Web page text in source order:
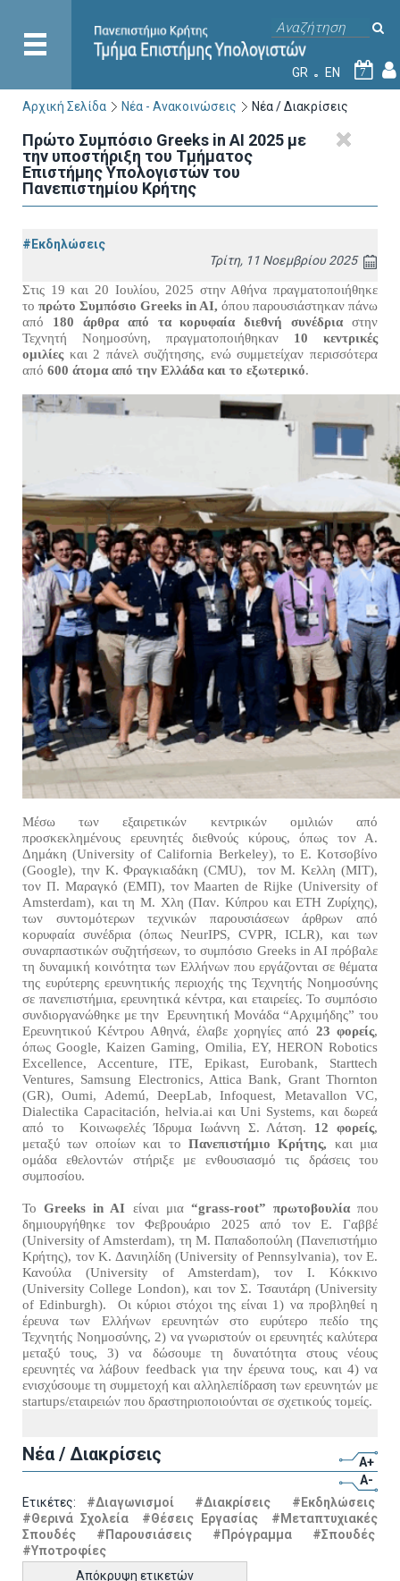
GR EN 7
Αρχική Σελίδα Νέα - Ανακοινώσεις Νέα / Διακρίσεις
Πρώτο Συμπόσιο Greeks in AI 2025 με
την υποστήριξη του Τμήματος
Επιστήμης Υπολογιστών του
Πανεπιστημίου Κρήτης
#Εκδηλώσεις
Τρίτη, 11 Νοεμβρίου 2025
Στις 19 και 20 Ιουλίου, 2025 στην Αθήνα πραγματοποιήθηκε
το πρώτο Συμπόσιο Greeks in AI, όπου παρουσιάστηκαν πάνω
από 180 άρθρα από τα κορυφαία διεθνή συνέδρια στην
Τεχνητή Νοημοσύνη, πραγματοποιήθηκαν 10 κεντρικές
ομιλίες και 2 πάνελ συζήτησης, ενώ συμμετείχαν περισσότερα
από 600 άτομα από την Ελλάδα και το εξωτερικό.
Μέσω των εξαιρετικών κεντρικών ομιλιών από
προσκεκλημένους ερευνητές διεθνούς κύρους, όπως τον Α.
Δημάκη (University of California Berkeley), το Ε. Κοτσοβίνο
(Google), την Κ. Φραγκιαδάκη (CMU), τον Μ. Κελλη (ΜΙΤ),
τον Π. Μαραγκό (ΕΜΠ), τον Maarten de Rijke (University of
Amsterdam), και τη Μ. Χλη (Παν. Κύπρου και ETH Ζυρίχης),
των συντομότερων τεχνικών παρουσιάσεων άρθρων από
κορυφαία συνέδρια (όπως NeurIPS, CVPR, ICLR), και των
συναρπαστικών συζητήσεων, το συμπόσιο Greeks in AI πρόβαλε
τη δυναμική κοινότητα των Ελλήνων που εργάζονται σε θέματα
της ευρύτερης ερευνητικής περιοχής της Τεχνητής Νοημοσύνης
σε πανεπιστήμια, ερευνητικά κέντρα, και εταιρείες. Το συμπόσιο
συνδιοργανώθηκε με την Ερευνητική Μονάδα “Αρχιμήδης” του
Ερευνητικού Κέντρου Αθηνά, έλαβε χορηγίες από 23 φορείς,
όπως Google, Kaizen Gaming, Omilia, EY, HERON Robotics
Excellence, Accenture, ΙΤΕ, Epikast, Eurobank, Starttech
Ventures, Samsung Electronics, Attica Bank, Grant Thornton
(GR), Oumi, Ademú, DeepLab, Infoquest, Metavallon VC,
Dialectika Capacitación, helvia.ai και Uni Systems, και δωρεά
από το Κοινωφελές Ίδρυμα Ιωάννη Σ. Λάτση. 12 φορείς,
μεταξύ των οποίων και το Πανεπιστήμιο Κρήτης, και μια
ομάδα εθελοντών στήριξε με ενθουσιασμό τις δράσεις του
συμποσίου.
Το Greeks in AI είναι μια “grass-root” πρωτοβουλία που
δημιουργήθηκε τον Φεβρουάριο 2025 από τον Ε. Γαββέ
(University of Amsterdam), τη Μ. Παπαδοπούλη (Πανεπιστήμιο
Κρήτης), τον Κ. Δανιηλίδη (University of Pennsylvania), τον Ε.
Κανούλα (University of Amsterdam), τον Ι. Κόκκινο
(University College London), και τον Σ. Τσαυτάρη (University
of Edinburgh). Οι κύριοι στόχοι της είναι 1) να προβληθεί η
έρευνα των Ελλήνων ερευνητών στο ευρύτερο πεδίο της
Τεχνητής Νοημοσύνης, 2) να γνωριστούν οι ερευνητές καλύτερα
μεταξύ τους, 3) να δώσουμε τη δυνατότητα στους νέους
ερευνητές να λάβουν feedback για την έρευνα τους, και 4) να
ενισχύσουμε τη συμμετοχή και αλληλεπίδραση των ερευνητών με
startups/εταιρειών που δραστηριοποιούνται σε σχετικούς τομείς.
Νέα / Διακρίσεις
A+
A-
Ετικέτες: #Διαγωνισμοί #Διακρίσεις
#Εκδηλώσεις
#Θερινά Σχολεία
#Θέσεις Εργασίας
#Μεταπτυχιακές
Σπουδές
#Παρουσιάσεις #Πρόγραμμα
#Σπουδές
#Υποτροφίες
Απόκρυψη ετικετών